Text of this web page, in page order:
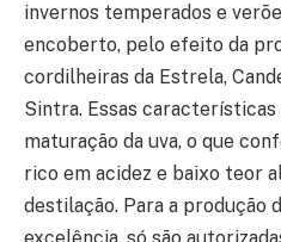
invernos temperados e
encoberto, pelo efeito da
cordilheiras da Estrela,
Sintra. Essas
maturação da uva, o que
rico em acidez e baixo teor
destilação. Para a produção